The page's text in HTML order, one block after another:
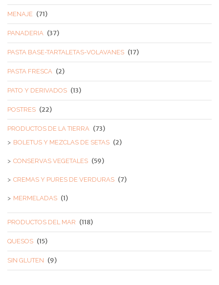
MENAJE (71)
PANADERIA (37)
PASTA BASE-TARTALETAS-VOLAVANES (17)
PASTA FRESCA (2)
PATO Y DERIVADOS (13)
POSTRES (22)
PRODUCTOS DE LA TIERRA (73)
BOLETUS Y MEZCLAS DE SETAS (2)
CONSERVAS VEGETALES (59)
CREMAS Y PURES DE VERDURAS (7)
MERMELADAS (1)
PRODUCTOS DEL MAR (118)
QUESOS (15)
SIN GLUTEN (9)